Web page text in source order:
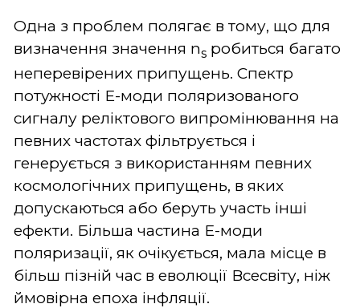
Одна з проблем полягає в тому, що для
визначення значення ns робиться багато
неперевірених припущень. Спектр
потужності Е-моди поляризованого
сигналу реліктового випромінювання на
певних частотах фільтрується і
генерується з використанням певних
космологічних припущень, в яких
допускаються або беруть участь інші
ефекти. Більша частина Е-моди
поляризації, як очікується, мала місце в
більш пізній час в еволюції Всесвіту, ніж
ймовірна епоха інфляції.